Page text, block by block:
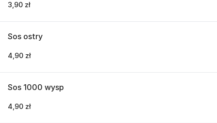
3,90 zł
Sos ostry
4,90 zł
Sos 1000 wysp
4,90 zł